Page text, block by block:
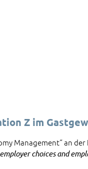
Z im
Management“ an der
choices and